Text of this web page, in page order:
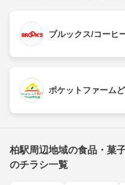
ブルックス/コーヒ
ポケットファーム
柏駅周辺地域の食品・菓
のチラシ一覧